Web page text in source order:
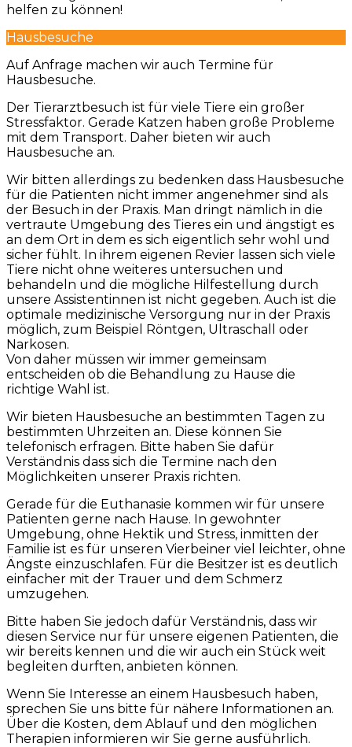
helfen zu können!
Hausbesuche
Auf Anfrage machen wir auch Termine für
Hausbesuche.
Der Tierarztbesuch ist für viele Tiere ein großer
Stressfaktor. Gerade Katzen haben große Probleme
mit dem Transport. Daher bieten wir auch
Hausbesuche an.
Wir bitten allerdings zu bedenken dass Hausbesuche
für die Patienten nicht immer angenehmer sind als
der Besuch in der Praxis. Man dringt nämlich in die
vertraute Umgebung des Tieres ein und ängstigt es
an dem Ort in dem es sich eigentlich sehr wohl und
sicher fühlt. In ihrem eigenen Revier lassen sich viele
Tiere nicht ohne weiteres untersuchen und
behandeln und die mögliche Hilfestellung durch
unsere Assistentinnen ist nicht gegeben. Auch ist die
optimale medizinische Versorgung nur in der Praxis
möglich, zum Beispiel Röntgen, Ultraschall oder
Narkosen.
Von daher müssen wir immer gemeinsam
entscheiden ob die Behandlung zu Hause die
richtige Wahl ist.
Wir bieten Hausbesuche an bestimmten Tagen zu
bestimmten Uhrzeiten an. Diese können Sie
telefonisch erfragen. Bitte haben Sie dafür
Verständnis dass sich die Termine nach den
Möglichkeiten unserer Praxis richten.
Gerade für die Euthanasie kommen wir für unsere
Patienten gerne nach Hause. In gewohnter
Umgebung, ohne Hektik und Stress, inmitten der
Familie ist es für unseren Vierbeiner viel leichter, ohne
Ängste einzuschlafen. Für die Besitzer ist es deutlich
einfacher mit der Trauer und dem Schmerz
umzugehen.
Bitte haben Sie jedoch dafür Verständnis, dass wir
diesen Service nur für unsere eigenen Patienten, die
wir bereits kennen und die wir auch ein Stück weit
begleiten durften, anbieten können.
Wenn Sie Interesse an einem Hausbesuch haben,
sprechen Sie uns bitte für nähere Informationen an.
Über die Kosten, dem Ablauf und den möglichen
Therapien informieren wir Sie gerne ausführlich.